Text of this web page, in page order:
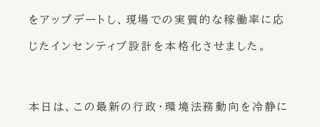
をアップデートし、現場での実質的な稼働率に応
じたインセンティブ設計を本格化させました。
本日は、この最新の行政・環境法務動向を冷静に